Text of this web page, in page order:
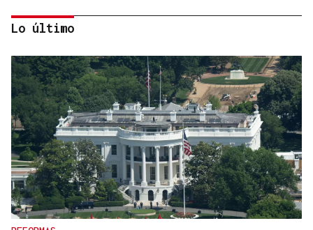
CANEDO
Un herido en la colisión entre dos coches en la
entrada a las termas de Outariz
Lo último